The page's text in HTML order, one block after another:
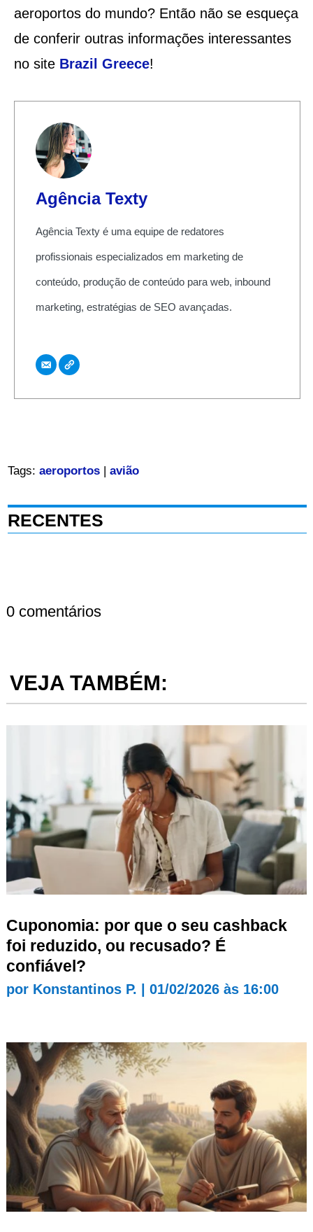
aeroportos do mundo? Então não se esqueça
de conferir outras informações interessantes
no site Brazil Greece!
Agência Texty
Agência Texty é uma equipe de redatores
profissionais especializados em marketing de
conteúdo, produção de conteúdo para web, inbound
marketing, estratégias de SEO avançadas.
Tags: aeroportos| avião
RECENTES
0 comentários
VEJA TAMBÉM:
Cuponomia: por que o seu cashback
foi reduzido, ou recusado? É
confiável?
por Konstantinos P. 01/02/2026 às 16:00